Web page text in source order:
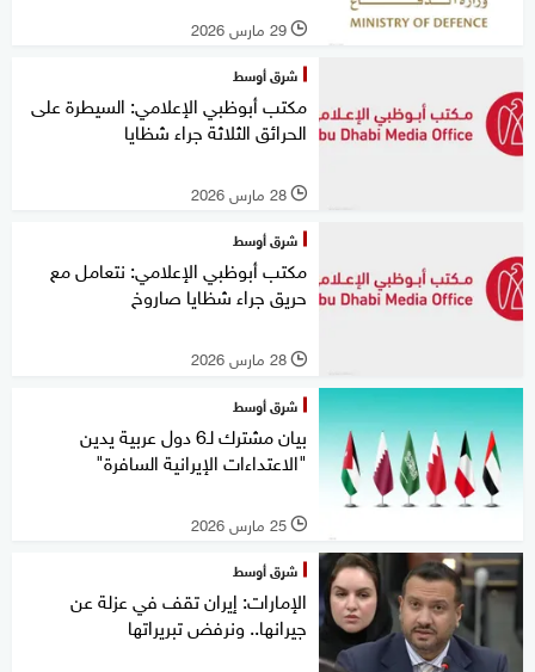
l 29 مارس 2026
شرق أوسط
مكتب أبوظبي الإعلامي: السيطرة على
الحرائق الثلاثة جراء شظايا
l 28 مارس 2026
شرق أوسط
مكتب أبوظبي الإعلامي: نتعامل مع
حريق جراء شظايا صاروخ
l 28 مارس 2026
شرق أوسط
بيان مشترك لـ6 دول عربية يدين
"الاعتداءات الإيرانية السافرة"
l 25 مارس 2026
شرق أوسط
الإمارات: إيران تقف في عزلة عن
جيرانها.. ونرفض تبريراتها